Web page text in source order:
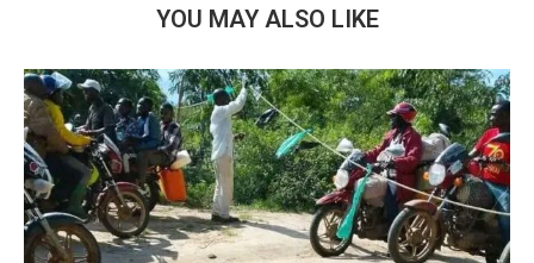
YOU MAY ALSO LIKE